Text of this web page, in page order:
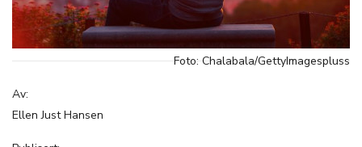
Foto: Chalabala/GettyImagespluss
Av:
Ellen Just Hansen